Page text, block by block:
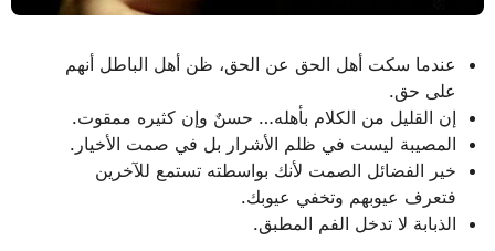
عندما سكت أهل الحق عن الحق، ظن أهل الباطل أنهم
على حق.
إن القليل من الكلام بأهله… حسنٌ وإن كثيره ممقوت.
المصيبة ليست في ظلم الأشرار بل في صمت الأخيار.
خير الفضائل الصمت لأنك بواسطته تستمع للآخرين
فتعرف عيوبهم وتخفي عيوبك.
الذبابة لا تدخل الفم المطبق.